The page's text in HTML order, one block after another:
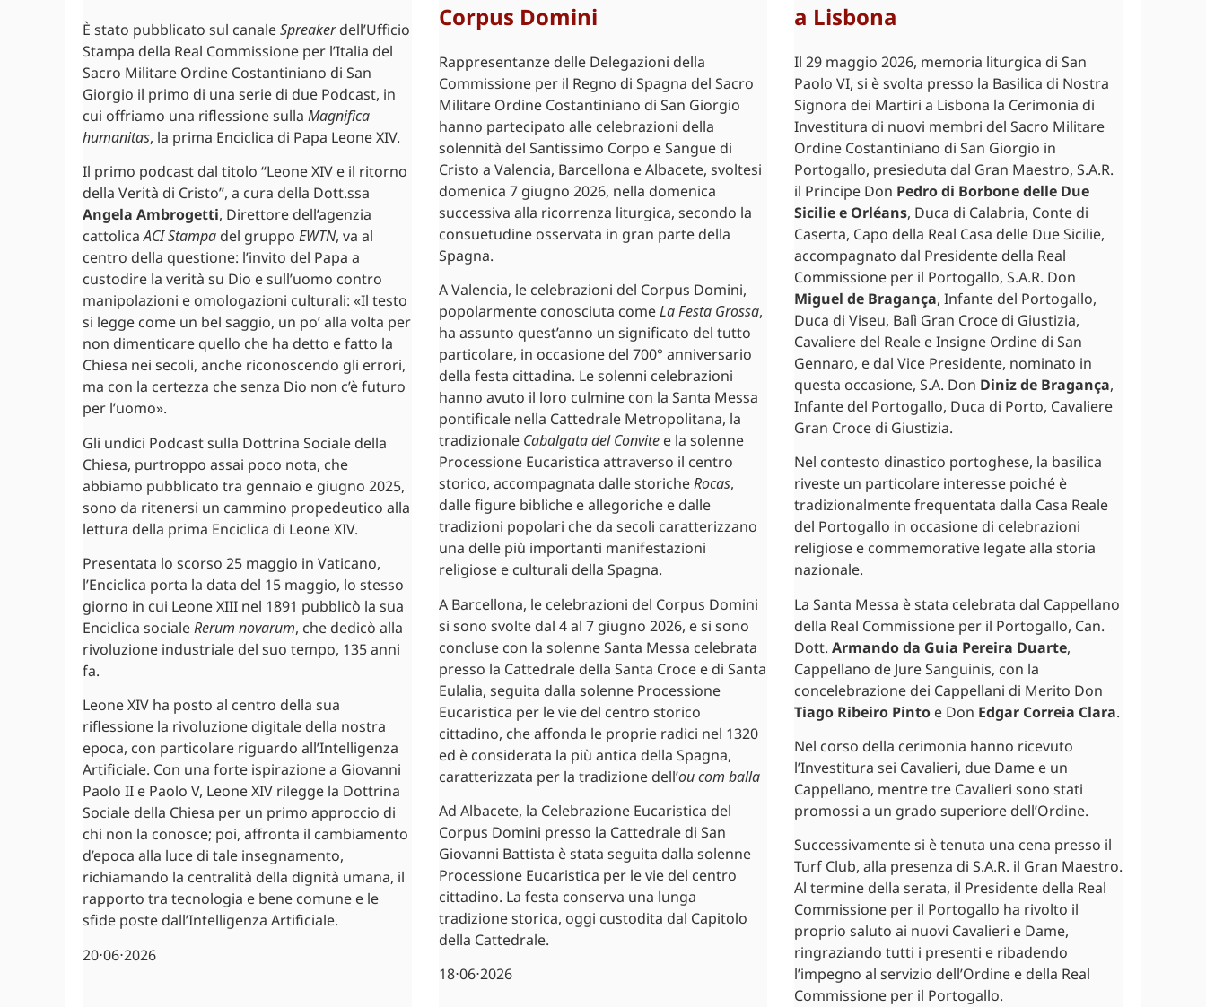
È stato pubblicato sul canaleSpreakerdell’Ufficio
Stampa della Real Commissione per l’Italia del
Sacro Militare Ordine Costantiniano di San
Giorgio il primo di una serie di due Podcast, in
cui offriamo una riflessione sulla Magnifica
humanitas, la prima Enciclica di Papa Leone XIV.
Il primo podcast dal titolo “Leone XIV e il ritorno
della Verità di Cristo”, a cura della Dott.ssa
Angela Ambrogetti, Direttore dell’agenzia
cattolicaACI Stampa del gruppo EWTN, va al
centro della questione: l’invito del Papa a
custodire la verità su Dio e sull’uomo contro
manipolazioni e omologazioni culturali: «Il testo
si legge come un bel saggio, un po’ alla volta per
non dimenticare quello che ha detto e fatto la
Chiesa nei secoli, anche riconoscendo gli errori,
ma con la certezza che senza Dio non c’è futuro
per l’uomo».
Gli undici Podcast sulla Dottrina Sociale della
Chiesa, purtroppo assai poco nota, che
abbiamo pubblicato tra gennaio e giugno 2025,
sono da ritenersi un cammino propedeutico alla
lettura della prima Enciclica di Leone XIV.
Presentata lo scorso 25 maggio in Vaticano,
l’Enciclica porta la data del 15 maggio, lo stesso
giorno in cui Leone XIII nel 1891 pubblicò la sua
Enciclica socialeRerum novarum, che dedicò alla
rivoluzione industriale del suo tempo, 135 anni
fa.
Leone XIV ha posto al centro della sua
riflessione la rivoluzione digitale della nostra
epoca, con particolare riguardo all’Intelligenza
Artificiale. Con una forte ispirazione a Giovanni
Paolo II e Paolo V, Leone XIV rilegge la Dottrina
Sociale della Chiesa per un primo approccio di
chi non la conosce; poi, affronta il cambiamento
d’epoca alla luce di tale insegnamento,
richiamando la centralità della dignità umana, il
rapporto tra tecnologia e bene comune e le
sfide poste dall’Intelligenza Artificiale.
20⋅06⋅2026
Corpus Domini
Rappresentanze delle Delegazioni della
Commissione per il Regno di Spagna del Sacro
Militare Ordine Costantiniano di San Giorgio
hanno partecipato alle celebrazioni della
solennità del Santissimo Corpo e Sangue di
Cristo a Valencia, Barcellona e Albacete, svoltesi
domenica 7 giugno 2026, nella domenica
successiva alla ricorrenza liturgica, secondo la
consuetudine osservata in gran parte della
Spagna.
A Valencia, le celebrazioni del Corpus Domini,
popolarmente conosciuta comeLa Festa Grossa,
ha assunto quest’anno un significato del tutto
particolare, in occasione del 700° anniversario
della festa cittadina. Le solenni celebrazioni
hanno avuto il loro culmine con la Santa Messa
pontificale nella Cattedrale Metropolitana, la
tradizionale Cabalgata del Convitee la solenne
Processione Eucaristica attraverso il centro
storico, accompagnata dalle storicheRocas,
dalle figure bibliche e allegoriche e dalle
tradizioni popolari che da secoli caratterizzano
una delle più importanti manifestazioni
religiose e culturali della Spagna.
A Barcellona, le celebrazioni del Corpus Domini
si sono svolte dal 4 al 7 giugno 2026, e si sono
concluse con la solenne Santa Messa celebrata
presso la Cattedrale della Santa Croce e di Santa
Eulalia, seguita dalla solenne Processione
Eucaristica per le vie del centro storico
cittadino, che affonda le proprie radici nel 1320
ed è considerata la più antica della Spagna,
caratterizzata per la tradizione dell’ou com balla
Ad Albacete, la Celebrazione Eucaristica del
Corpus Domini presso la Cattedrale di San
Giovanni Battista è stata seguita dalla solenne
Processione Eucaristica per le vie del centro
cittadino. La festa conserva una lunga
tradizione storica, oggi custodita dal Capitolo
della Cattedrale.
18⋅06⋅2026
a Lisbona
Il 29 maggio 2026, memoria liturgica di San
Paolo VI, si è svolta presso la Basilica di Nostra
Signora dei Martiri a Lisbona la Cerimonia di
Investitura di nuovi membri del Sacro Militare
Ordine Costantiniano di San Giorgio in
Portogallo, presieduta dal Gran Maestro, S.A.R.
il Principe Don Pedro di Borbone delle Due
Sicilie e Orléans, Duca di Calabria, Conte di
Caserta, Capo della Real Casa delle Due Sicilie,
accompagnato dal Presidente della Real
Commissione per il Portogallo, S.A.R. Don
Miguel de Bragança, Infante del Portogallo,
Duca di Viseu, Balì Gran Croce di Giustizia,
Cavaliere del Reale e Insigne Ordine di San
Gennaro, e dal Vice Presidente, nominato in
questa occasione, S.A. Don Diniz de Bragança,
Infante del Portogallo, Duca di Porto, Cavaliere
Gran Croce di Giustizia.
Nel contesto dinastico portoghese, la basilica
riveste un particolare interesse poiché è
tradizionalmente frequentata dalla Casa Reale
del Portogallo in occasione di celebrazioni
religiose e commemorative legate alla storia
nazionale.
La Santa Messa è stata celebrata dal Cappellano
della Real Commissione per il Portogallo, Can.
Dott.Armando da Guia Pereira Duarte,
Cappellano de Jure Sanguinis, con la
concelebrazione dei Cappellani di Merito Don
Tiago Ribeiro Pinto e Don Edgar Correia Clara.
Nel corso della cerimonia hanno ricevuto
l’Investitura sei Cavalieri, due Dame e un
Cappellano, mentre tre Cavalieri sono stati
promossi a un grado superiore dell’Ordine.
Successivamente si è tenuta una cena presso il
Turf Club, alla presenza di S.A.R. il Gran Maestro.
Al termine della serata, il Presidente della Real
Commissione per il Portogallo ha rivolto il
proprio saluto ai nuovi Cavalieri e Dame,
ringraziando tutti i presenti e ribadendo
l’impegno al servizio dell’Ordine e della Real
Commissione per il Portogallo.